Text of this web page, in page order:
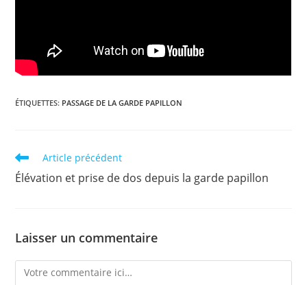
ÉTIQUETTES: PASSAGE DE LA GARDE PAPILLON
Read
more
articles
Article précédent
Élévation et prise de dos depuis la garde papillon
Laisser un commentaire
Comment